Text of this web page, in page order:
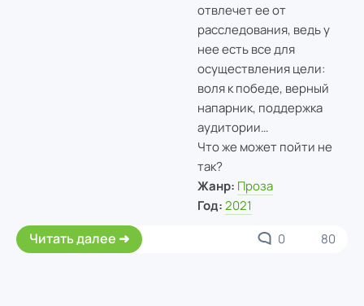
отвлечет ее от
расследования, ведь у
нее есть все для
осуществления цели:
воля к победе, верный
напарник, поддержка
аудитории…
Что же может пойти не
так?
Жанр: Проза
Год: 2021
Читать далее 0 80